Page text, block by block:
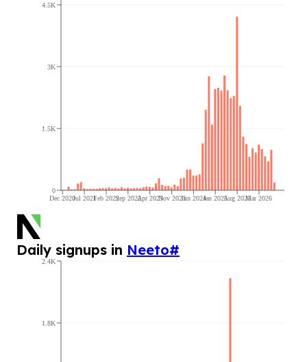
Dec 2020Jul 2021Feb 2022Sep 2022Apr 2023Nov 2023Jun 2024Jan 2025Aug 2025Mar 2026
0
1.5K
3K
4.5K
Daily signups in Neeto#
1.8K
2.4K